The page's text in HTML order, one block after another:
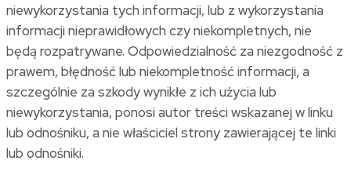
niewykorzystania tych informacji, lub z wykorzystania
informacji nieprawidłowych czy niekompletnych, nie
będą rozpatrywane. Odpowiedzialność za niezgodność z
prawem, błędność lub niekompletność informacji, a
szczególnie za szkody wynikłe z ich użycia lub
niewykorzystania, ponosi autor treści wskazanej w linku
lub odnośniku, a nie właściciel strony zawierającej te linki
lub odnośniki.